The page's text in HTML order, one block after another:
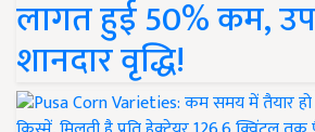
लागत हुई 50% कम,
शानदार वृद्धि!